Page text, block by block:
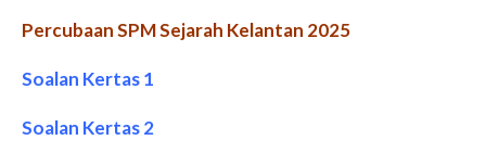
Percubaan SPM Sejarah Kelantan 2025
Soalan Kertas 1
Soalan Kertas 2